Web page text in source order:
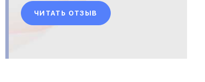
ЧИТАТЬ ОТЗЫВ